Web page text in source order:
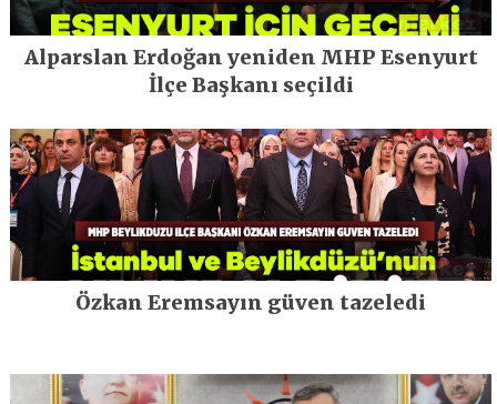
Alparslan Erdoğan yeniden MHP Esenyurt
İlçe Başkanı seçildi
Özkan Eremsayın güven tazeledi